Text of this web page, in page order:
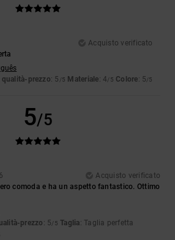
Acquisto verificato
qualità-prezzo: 5 /5 Materiale: 4/5 Colore: 5/5
5/5
Acquisto verificato
comoda e ha un aspetto fantastico. Ottimo
prezzo : 5/5 Taglia: Taglia perfetta